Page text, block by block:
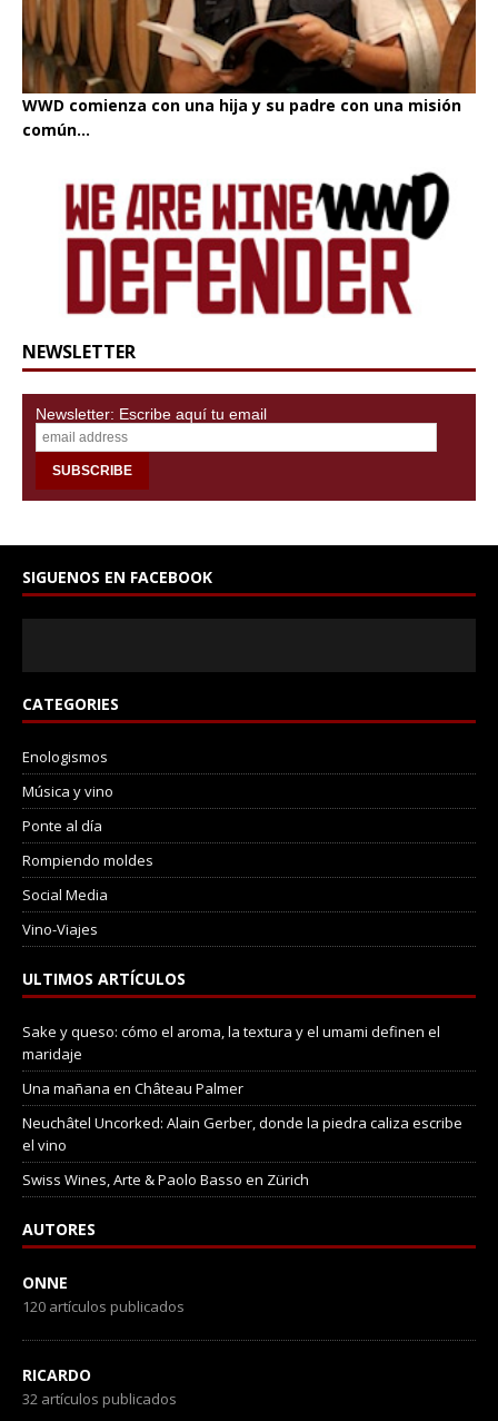
WWD comienza con una hija y su padre con una misión
común...
NEWSLETTER
Newsletter: Escribe aquí tu email
SIGUENOS EN FACEBOOK
CATEGORIES
Enologismos
Música y vino
Ponte al día
Rompiendo moldes
Social Media
Vino-Viajes
ULTIMOS ARTÍCULOS
Sake y queso: cómo el aroma, la textura y el umami definen el
maridaje
Una mañana en Château Palmer
Neuchâtel Uncorked: Alain Gerber, donde la piedra caliza escribe
el vino
Swiss Wines, Arte & Paolo Basso en Zürich
AUTORES
ONNE
120 artículos publicados
RICARDO
32 artículos publicados